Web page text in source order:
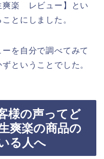
爽楽 レビュー】とい
とにしました。
を自分で調べてみて
ということでした。
様の声ってど
爽楽の商品の
る人へ